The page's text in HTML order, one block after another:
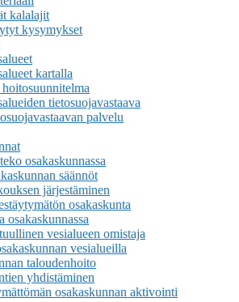
kalalajit
kysymykset
kartalla
tietosuojavastaava
palvelu
osakaskunnassa
säännöt
järjestäminen
osakaskunta
osakaskunnassa
vesialueen omistaja
vesialueilla
taloudenhoito
yhdistäminen
osakaskunnan aktivointi